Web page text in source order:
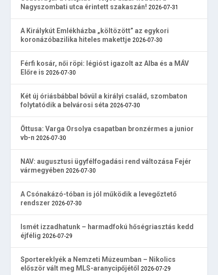
Nagyszombati utca érintett szakaszán! 2026-07-31
A Királykút Emlékházba „költözött” az egykori
koronázóbazilika hiteles makettje 2026-07-30
Férfi kosár, női röpi: légióst igazolt az Alba és a MÁV
Előre is 2026-07-30
Két új óriásbábbal bővül a királyi család, szombaton
folytatódik a belvárosi séta 2026-07-30
Öttusa: Varga Orsolya csapatban bronzérmes a junior
vb-n 2026-07-30
NAV: augusztusi ügyfélfogadási rend változása Fejér
vármegyében 2026-07-30
A Csónakázó-tóban is jól működik a levegőztető
rendszer 2026-07-30
Ismét izzadhatunk – harmadfokú hőségriasztás kedd
éjfélig 2026-07-29
Sportereklyék a Nemzeti Múzeumban – Nikolics
először vált meg MLS-aranycipőjétől 2026-07-29